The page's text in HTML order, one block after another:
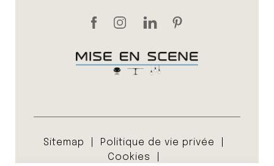
Sitemap
Politique de vie privée
Cookies